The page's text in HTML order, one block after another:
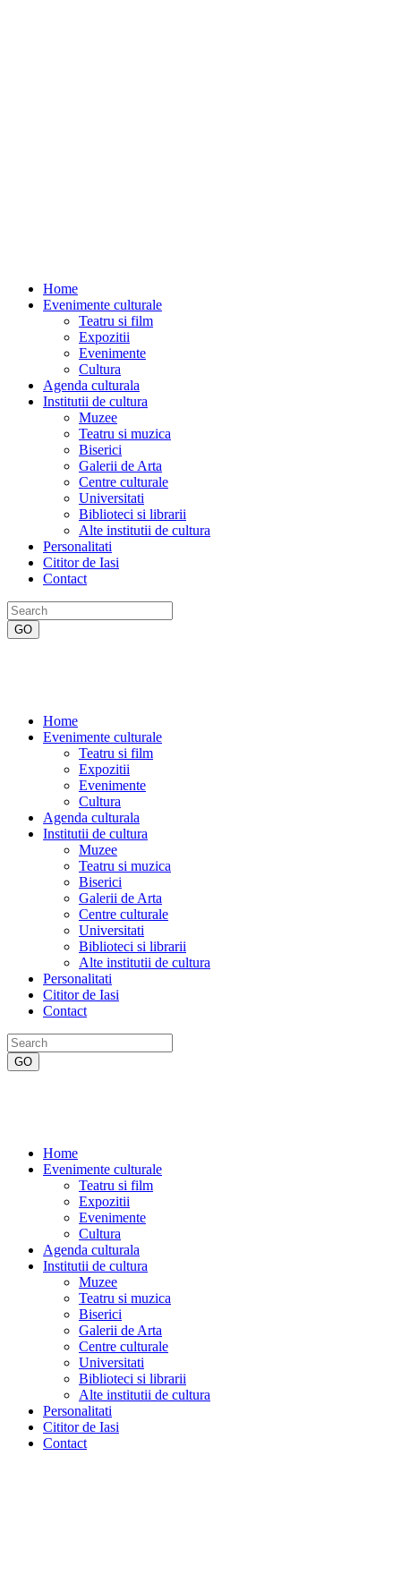
Home
Evenimente culturale
Teatru si film
Expozitii
Evenimente
Cultura
Agenda culturala
Institutii de cultura
Muzee
Teatru si muzica
Biserici
Galerii de Arta
Centre culturale
Universitati
Biblioteci si librarii
Alte institutii de cultura
Personalitati
Cititor de Iasi
Contact
Home
Evenimente culturale
Teatru si film
Expozitii
Evenimente
Cultura
Agenda culturala
Institutii de cultura
Muzee
Teatru si muzica
Biserici
Galerii de Arta
Centre culturale
Universitati
Biblioteci si librarii
Alte institutii de cultura
Personalitati
Cititor de Iasi
Contact
Home
Evenimente culturale
Teatru si film
Expozitii
Evenimente
Cultura
Agenda culturala
Institutii de cultura
Muzee
Teatru si muzica
Biserici
Galerii de Arta
Centre culturale
Universitati
Biblioteci si librarii
Alte institutii de cultura
Personalitati
Cititor de Iasi
Contact